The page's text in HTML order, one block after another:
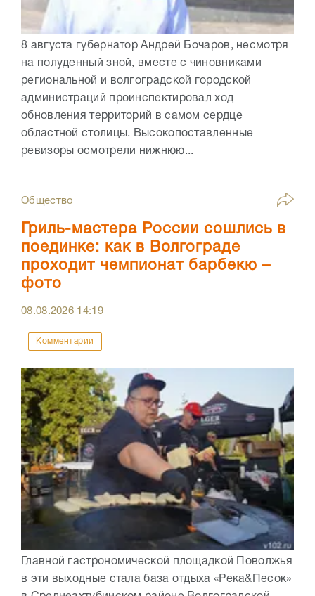
8 августа губернатор Андрей Бочаров, несмотря
на полуденный зной, вместе с чиновниками
региональной и волгоградской городской
администраций проинспектировал ход
обновления территорий в самом сердце
областной столицы. Высокопоставленные
ревизоры осмотрели нижнюю...
Общество
Гриль-мастера России сошлись в
поединке: как в Волгограде
проходит чемпионат барбекю –
фото
08.08.2026 14:19
Комментарии
Главной гастрономической площадкой Поволжья
в эти выходные стала база отдыха «Река&Песок»